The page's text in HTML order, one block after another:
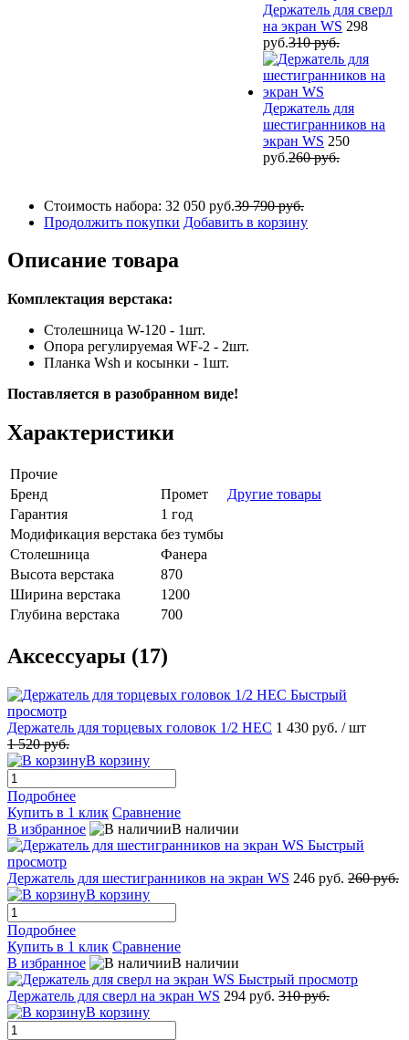
Держатель для сверл
на экран WS 298
руб.310 руб.
Держатель для
шестигранников на
экран WS 250
руб.260 руб.
Стоимость набора: 32 050 руб.39 790 руб.
Продолжить покупки Добавить в корзину
Описание товара
Комплектация верстака:
Столешница W-120 - 1шт.
Опора регулируемая WF-2 - 2шт.
Планка Wsh и косынки - 1шт.
Поставляется в разобранном виде!
Характеристики
Прочие
Бренд
Промет
Другие товары
Гарантия
1 год
Модификация верстака без тумбы
Столешница
Фанера
Высота верстака
870
Ширина верстака
1200
Глубина верстака
700
Аксессуары (17)
Быстрый
просмотр
Держатель для торцевых головок 1/2 НЕС 1 430 руб. / шт
1 520 руб.
В корзину
Подробнее
Купить в 1 клик Сравнение
В избранное
В наличии
Быстрый
просмотр
Держатель для шестигранников на экран WS 246 руб. 260 руб.
В корзину
Подробнее
Купить в 1 клик Сравнение
В избранное
В наличии
Быстрый просмотр
Держатель для сверл на экран WS 294 руб. 310 руб.
В корзину